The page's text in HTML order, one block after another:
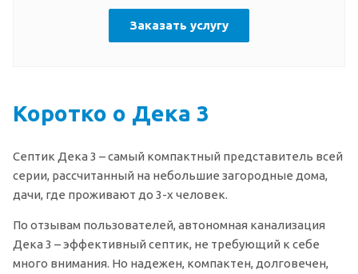
Заказать услугу
Коротко о Дека 3
Септик Дека 3 – самый компактный представитель всей
серии, рассчитанный на небольшие загородные дома,
дачи, где проживают до 3-х человек.
По отзывам пользователей, автономная канализация
Дека 3 – эффективный септик, не требующий к себе
много внимания. Но надежен, компактен, долговечен,